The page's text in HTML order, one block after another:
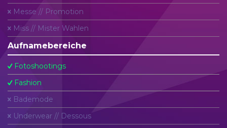
Messe // Promotion
Miss // Mister Wahlen
Aufnamebereiche
Fotoshootings
Fashion
Bademode
Underwear // Dessous